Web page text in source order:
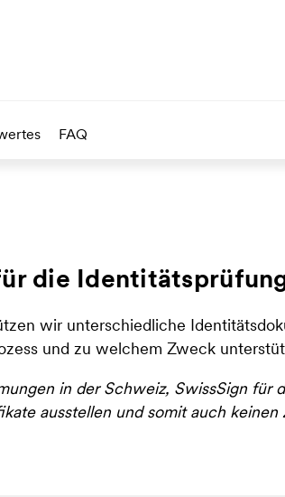
FAQ
die
wir unterschiedliche
und zu welchem Zweck
in der Schweiz, SwissSign für
ausstellen und somit auch keinen